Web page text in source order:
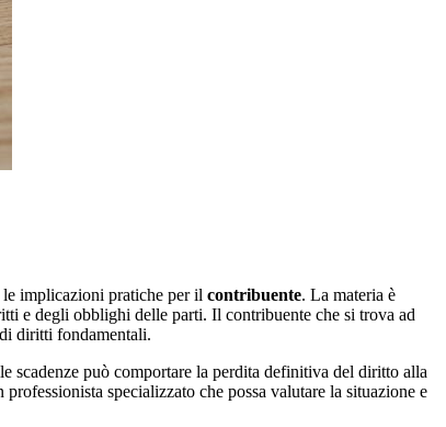
implicazioni pratiche per il contribuente. La materia è
e degli obblighi delle parti. Il contribuente che si trova ad
diritti fondamentali.
scadenze può comportare la perdita definitiva del diritto alla
specializzato che possa valutare la situazione e